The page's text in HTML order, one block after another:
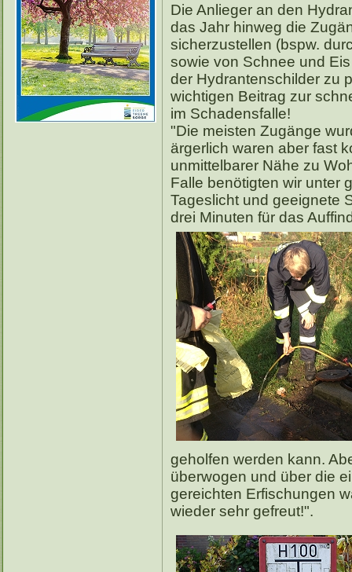
Die Anlieger an den
das Jahr hinweg die
sicherzustellen (bspw.
sowie von Schnee und
der Hydrantenschilder zu
wichtigen Beitrag zur
im Schadensfalle!
"Die meisten Zugänge
ärgerlich waren aber fast
unmittelbarer Nähe zu
Falle benötigten wir unter
Tageslicht und geeignete
drei Minuten für das Auf
geholfen werden kann.
überwogen und über die
gereichten Erfischungen
wieder sehr gefreut!".